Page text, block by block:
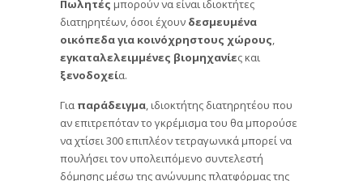
Πωλητές μπορούν να είναι ιδιοκτήτες
διατηρητέων, όσοι έχουν δεσμευμένα
οικόπεδαγια κοινόχρηστους χώρους,
εγκαταλελειμμένες βιομηχανίες και
ξενοδοχεία.
Για παράδειγμα, ιδιοκτήτης διατηρητέου που
αν επιτρεπόταν το γκρέμισμα του θα μπορούσε
να χτίσει 300 επιπλέον τετραγωνικά μπορεί να
πουλήσει τον υπολειπόμενο συντελεστή
δόμησης μέσω της ανώνυμης πλατφόρμας της